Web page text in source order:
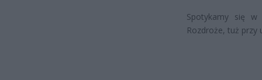
Spotykamy się w
Rozdroże, tuż przy